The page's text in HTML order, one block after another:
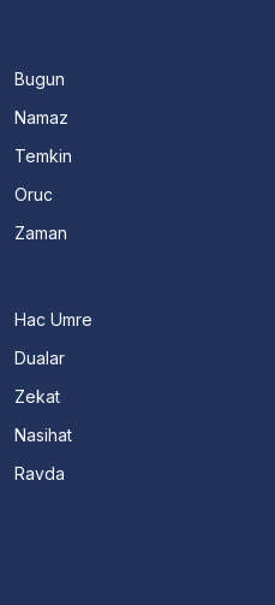
Bugun
Namaz
Temkin
Oruc
Zaman
Hac Umre
Dualar
Zekat
Nasihat
Ravda